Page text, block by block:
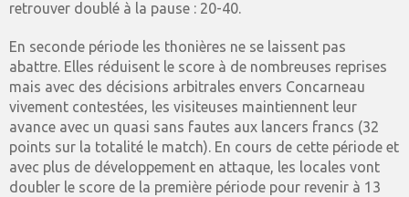
retrouver doublé à la pause : 20-40.
En seconde période les thonières ne se laissent pas
abattre. Elles réduisent le score à de nombreuses reprises
mais avec des décisions arbitrales envers Concarneau
vivement contestées, les visiteuses maintiennent leur
avance avec un quasi sans fautes aux lancers francs (32
points sur la totalité le match). En cours de cette période et
avec plus de développement en attaque, les locales vont
doubler le score de la première période pour revenir à 13